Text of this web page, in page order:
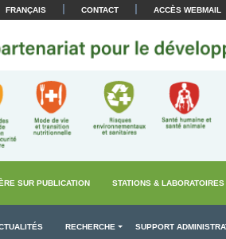
FRANÇAIS | CONTACT | ACCÈS WEBMAIL
SUR PUBLICATION STATIONS & LABORATOIRES
RECHERCHE SUPPORT